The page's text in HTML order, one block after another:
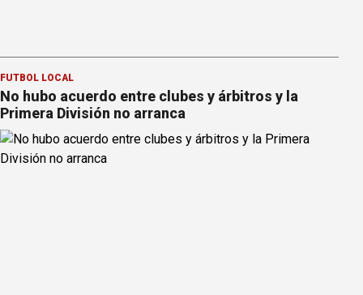
FÚTBOL LOCAL
No hubo acuerdo entre clubes y árbitros y la
Primera División no arranca